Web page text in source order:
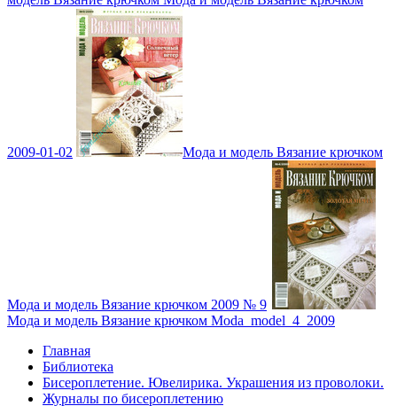
2009-01-02 Мода и модель Вязание крючком
Мода и модель Вязание крючком 2009 № 9
Мода и модель Вязание крючком Moda_model_4_2009
Главная
Библиотека
Бисероплетение. Ювелирика. Украшения из проволоки.
Журналы по бисероплетению